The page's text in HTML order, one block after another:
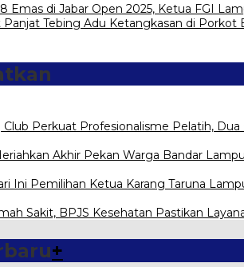
Emas di Jabar Open 2025, Ketua FGI
Tebing Adu Ketangkasan di Porkot
Perkuat Profesionalisme Pelatih,
Akhir Pekan Warga Bandar
Ini Pemilihan Ketua Karang Taruna
Sakit, BPJS Kesehatan Pastikan
+